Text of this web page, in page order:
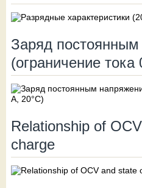
Заряд
(ограничение
Relationship of
charge